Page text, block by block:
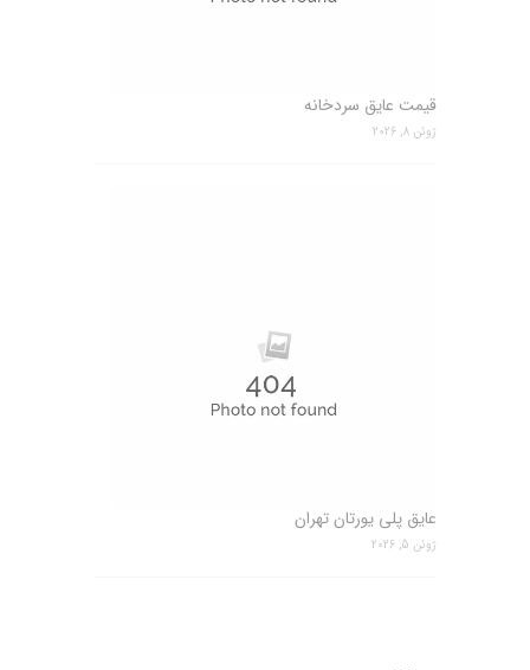
قیمت عایق سردخانه
ژوئن 8, 2026
عایق پلی یورتان تهران
ژوئن 5, 2026